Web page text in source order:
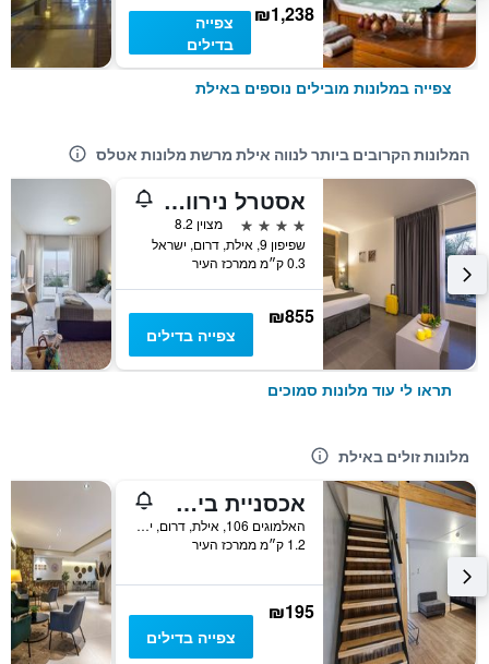
₪1,238
צפייה
בדילים
צפייה במלונות מובילים נוספים באילת
המלונות הקרובים ביותר לנווה אילת מרשת מלונות אטלס
אסטרל נירוונה קלאב - חצי פנסיון פרימיום
4 כוכבים
מצוין 8.2
שפיפון 9, אילת, דרום, ישראל
0.3 ק״מ ממרכז העיר
₪855
צפייה בדילים
תראו לי עוד מלונות סמוכים
מלונות זולים באילת
אכסניית בית הערבה
האלמוגים 106, אילת, דרום, ישראל
1.2 ק״מ ממרכז העיר
₪195
צפייה בדילים